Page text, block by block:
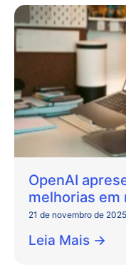
OpenAI
melhorias em
21 de novembro de 2025
Leia Mais →